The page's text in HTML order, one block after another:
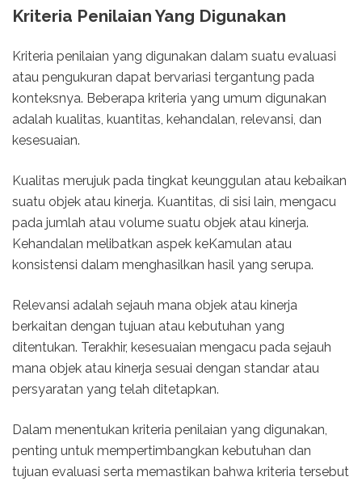
Kriteria Penilaian Yang Digunakan
Kriteria penilaian yang digunakan dalam suatu evaluasi
atau pengukuran dapat bervariasi tergantung pada
konteksnya. Beberapa kriteria yang umum digunakan
adalah kualitas, kuantitas, kehandalan, relevansi, dan
kesesuaian.
Kualitas merujuk pada tingkat keunggulan atau kebaikan
suatu objek atau kinerja. Kuantitas, di sisi lain, mengacu
pada jumlah atau volume suatu objek atau kinerja.
Kehandalan melibatkan aspek keKamulan atau
konsistensi dalam menghasilkan hasil yang serupa.
Relevansi adalah sejauh mana objek atau kinerja
berkaitan dengan tujuan atau kebutuhan yang
ditentukan. Terakhir, kesesuaian mengacu pada sejauh
mana objek atau kinerja sesuai dengan standar atau
persyaratan yang telah ditetapkan.
Dalam menentukan kriteria penilaian yang digunakan,
penting untuk mempertimbangkan kebutuhan dan
tujuan evaluasi serta memastikan bahwa kriteria tersebut